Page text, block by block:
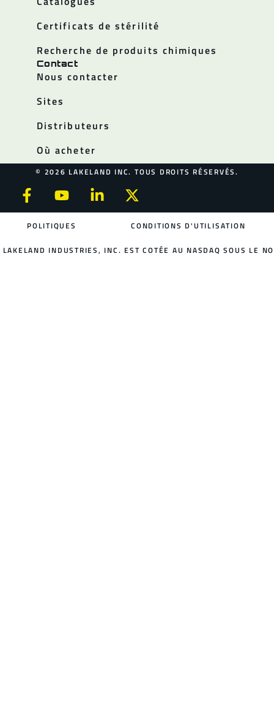
Certificats de stérilité
Recherche de produits chimiques
Contact
Nous contacter
Sites
Distributeurs
Où acheter
© 2026 LAKELAND INC. TOUS DROITS RÉSERVÉS.
POLITIQUES CONDITIONS D'UTILISATION
LAKELAND INDUSTRIES, INC. EST COTÉE AU NASDAQ SOUS LE